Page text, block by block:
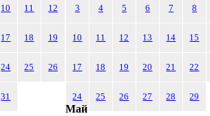
10 11 12
17 18 19
24 25 26
31
3 4 5 6 7 8
10 11 12 13 14 15
17 18 19 20 21 22
24 25 26 27 28 29
Май